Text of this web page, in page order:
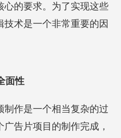
心的要求。为了实现这些
技术是一个非常重要的因
面性
制作是一个相当复杂的过
告片项目的制作完成，